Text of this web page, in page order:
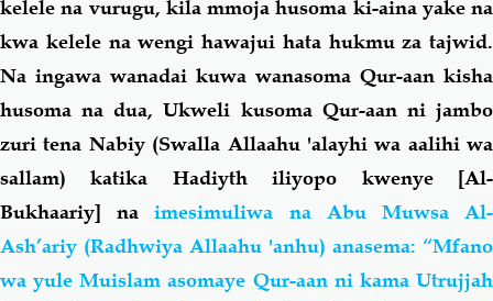
kelele na vurugu, kila mmoja husoma ki-aina yake na
kwa kelele na wengi hawajui hata hukmu za tajwid.
Na ingawa wanadai kuwa wanasoma Qur-aan kisha
husoma na dua, Ukweli kusoma Qur-aan ni jambo
zuri tena Nabiy (Swalla Allaahu 'alayhi wa aalihi wa
sallam) katika Hadiyth iliyopo kwenye [Al-
Bukhaariy] naimesimuliwa na Abu Muwsa Al-
Ash’ariy (Radhwiya Allaahu 'anhu) anasema: “Mfano
wa yule Muislam asomaye Qur-aan ni kama Utrujjah